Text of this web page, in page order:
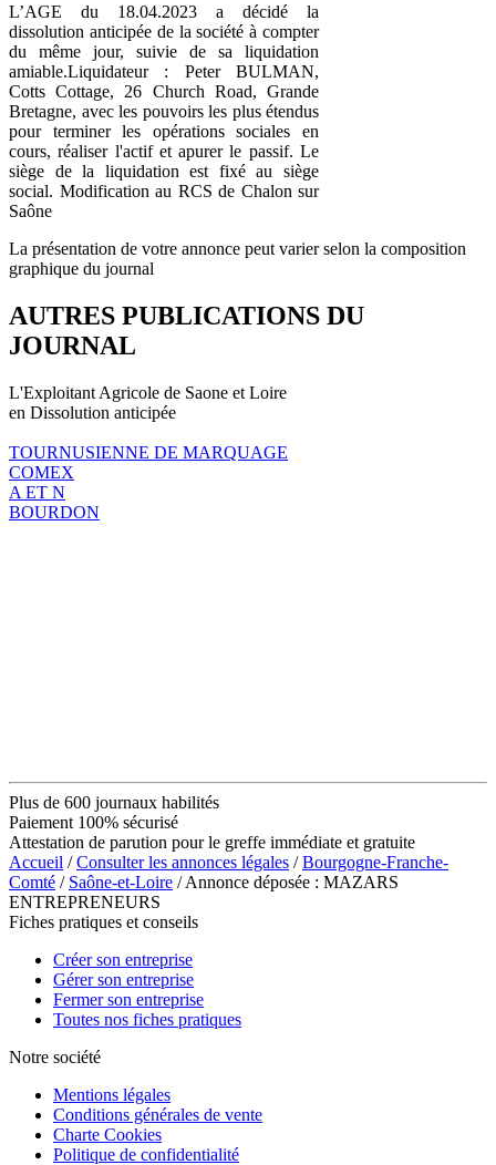
L’AGE du 18.04.2023 a décidé la
dissolution anticipée de la société à compter
du même jour, suivie de sa liquidation
amiable.Liquidateur : Peter BULMAN,
Cotts Cottage, 26 Church Road, Grande
Bretagne, avec les pouvoirs les plus étendus
pour terminer les opérations sociales en
cours, réaliser l'actif et apurer le passif. Le
siège de la liquidation est fixé au siège
social. Modification au RCS de Chalon sur
Saône
La présentation de votre annonce peut varier selon la composition
graphique du journal
AUTRES PUBLICATIONS DU
JOURNAL
L'Exploitant Agricole de Saone et Loire
en Dissolution anticipée
TOURNUSIENNE DE MARQUAGE
COMEX
A ET N
BOURDON
Plus de 600 journaux habilités
Paiement 100% sécurisé
Attestation de parution pour le greffe immédiate et gratuite
Accueil /Consulter les annonces légales /Bourgogne-Franche-
Comté / Saône-et-Loire / Annonce déposée : MAZARS
ENTREPRENEURS
Fiches pratiques et conseils
Créer son entreprise
Gérer son entreprise
Fermer son entreprise
Toutes nos fiches pratiques
Notre société
Mentions légales
Conditions générales de vente
Charte Cookies
Politique de confidentialité